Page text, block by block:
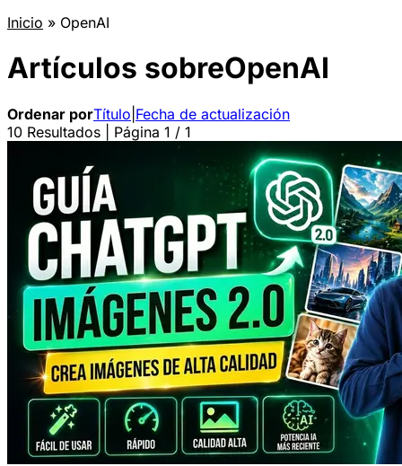
Inicio » OpenAI
Artículos sobreOpenAI
Ordenar porTítulo Fecha de actualización
10 Resultados | Página 1 / 1